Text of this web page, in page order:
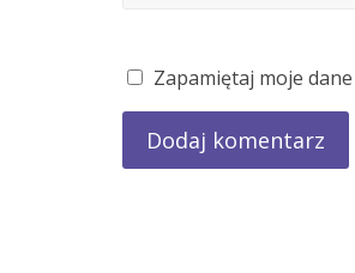
Zapamiętaj moje